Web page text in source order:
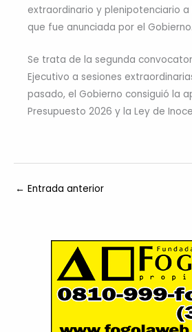
extraordinario y plenipotenciario a
que fue anunciada por el Gobierno.
Se trata de la segunda
Ejecutivo a sesiones
pasado, el Gobierno consiguió la
Presupuesto 2026 y la Ley de
← Entrada anterior